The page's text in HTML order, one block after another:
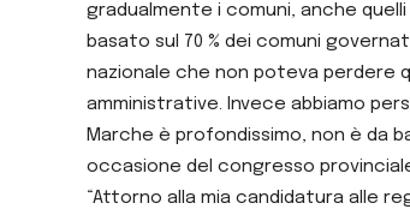
gradualmente i comuni, anche
basato sul 70 % dei comuni
nazionale che non poteva perdere
amministrative. Invece abbiamo
Marche è profondissimo, non è da
occasione del congresso
“Attorno alla mia candidatura alle